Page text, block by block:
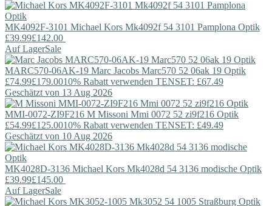
MK4092F-3101 Michael Kors Mk4092f 54 3101 Pamplona Optik
£39.99£142.00
Auf LagerSale
MARC570-06AK-19 Marc Jacobs Marc570 52 06ak 19 Optik
£74.99£179.0010% Rabatt verwenden TENSET: £67.49
Geschätzt von 13 Aug 2026
MMI-0072-ZI9F216 M Missoni Mmi 0072 52 zi9f216 Optik
£54.99£125.0010% Rabatt verwenden TENSET: £49.49
Geschätzt von 10 Aug 2026
MK4028D-3136 Michael Kors Mk4028d 54 3136 modische Optik
£39.99£145.00
Auf LagerSale